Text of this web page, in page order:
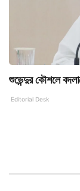
শুভেন্দুর কৌশলে
Editorial Desk